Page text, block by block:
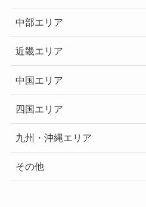
中部エリア
近畿エリア
中国エリア
四国エリア
九州・沖縄エリア
その他